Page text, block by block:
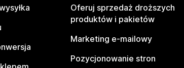
Oferuj sprzedaż droższych
produktów i pakietów
Marketing e-mailowy
Pozycjonowanie stron